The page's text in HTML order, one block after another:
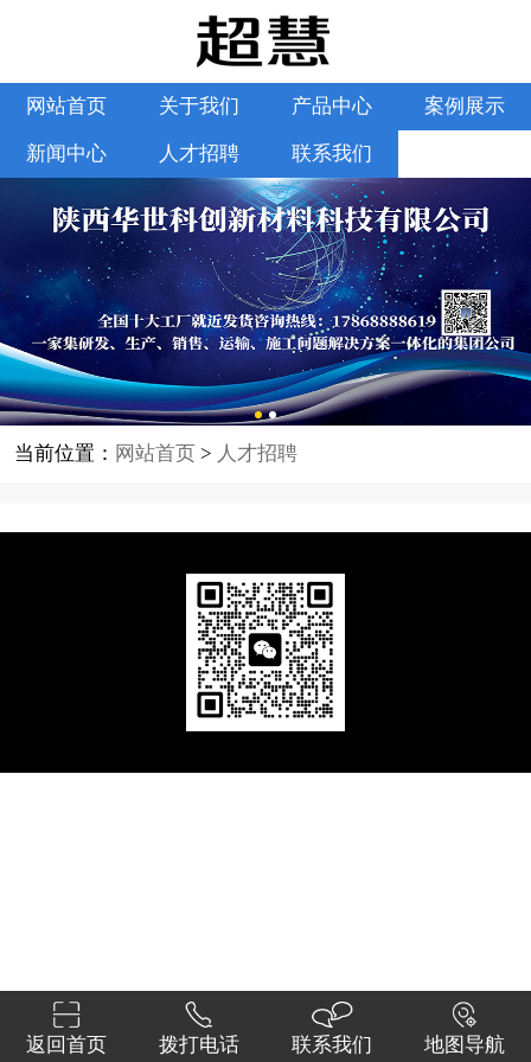
网站首页 关于我们 产品中心 案例展示
新闻中心 人才招聘 联系我们
当前位置： 网站首页> 人才招聘
返回首页 拨打电话 联系我们 地图导航